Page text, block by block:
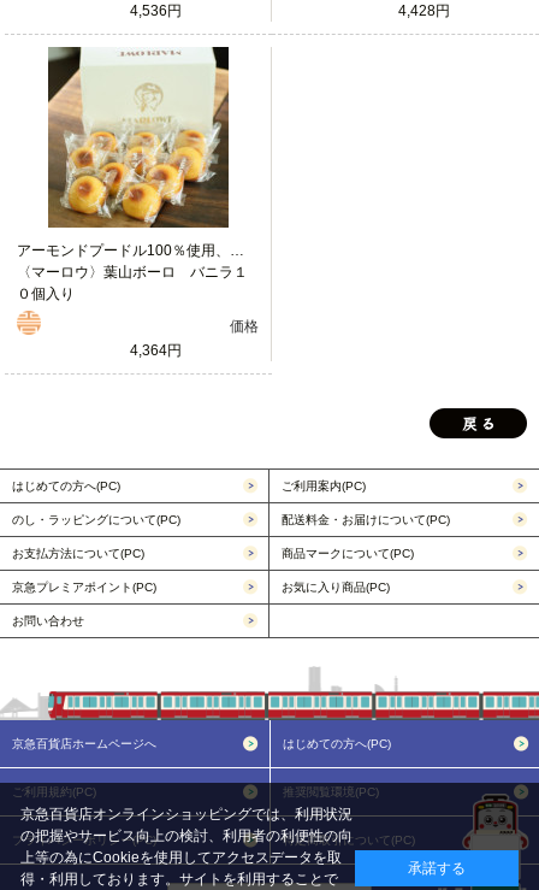
4,536円
4,428円
アーモンドプードル100％使用、小麦粉不使用の焼き菓子
〈マーロウ〉葉山ボーロ バニラ１
０個入り
価格
4,364円
はじめての方へ(PC) ご利用案内(PC)
のし・ラッピングについて(PC) 配送料金・お届けについて(PC)
お支払方法について(PC) 商品マークについて(PC)
京急プレミアポイント(PC) お気に入り商品(PC)
お問い合わせ
京急百貨店ホームページへ はじめての方へ(PC)
ご利用規約(PC) 推奨閲覧環境(PC)
プライバシーポリシー(PC) 特定商取引について(PC)
京急百貨店オンラインショッピングでは、利用状況
の把握やサービス向上の検討、利用者の利便性の向
上等の為にCookieを使用してアクセスデータを取
得・利用しております。サイトを利用することで
承諾する